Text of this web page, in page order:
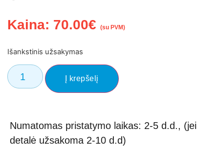
Kaina: 70.00€ (su PVM)
Išankstinis užsakymas
Į krepšelį
Numatomas pristatymo laikas: 2-5 d.d., (jei
detalė užsakoma 2-10 d.d)